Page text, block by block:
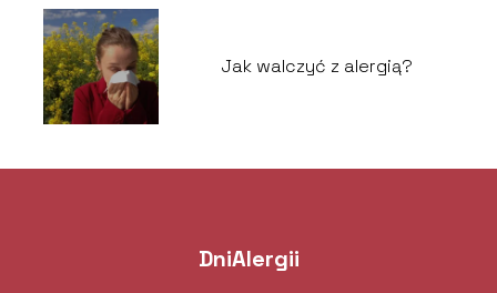
Jak walczyć z alergią?
DniAlergii